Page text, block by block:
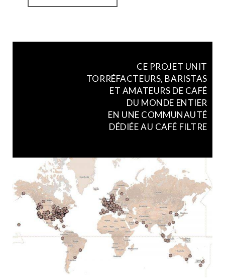
CE PROJET UNIT
TORRÉFACTEURS, BARISTAS
ET AMATEURS DE CAFÉ
DU MONDE ENTIER
EN UNE COMMUNAUTÉ
DÉDIÉE AU CAFÉ FILTRE